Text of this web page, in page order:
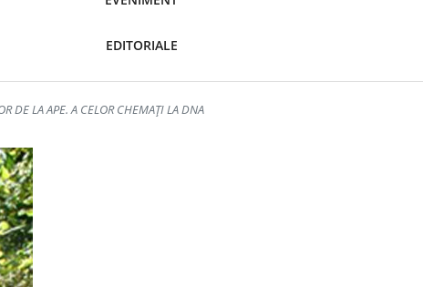
EDITORIALE
DE LA APE. A CELOR CHEMAŢI LA DNA